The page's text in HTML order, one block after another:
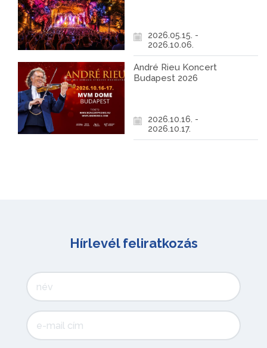
2026.05.15. -
2026.10.06.
André Rieu Koncert
Budapest 2026
2026.10.16. -
2026.10.17.
Hírlevél feliratkozás